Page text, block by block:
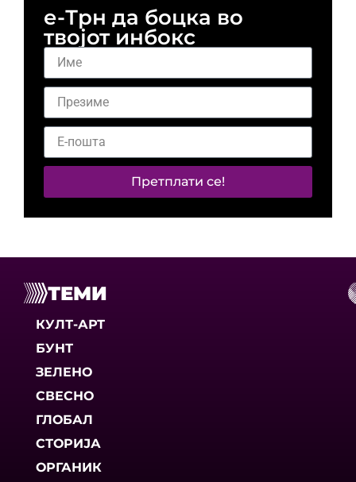
е-Трн да боцка во
твојот инбокс
Претплати се!
ТЕМИ
КУЛТ-АРТ
БУНТ
ЗЕЛЕНО
СВЕСНО
ГЛОБАЛ
СТОРИЈА
ОРГАНИК